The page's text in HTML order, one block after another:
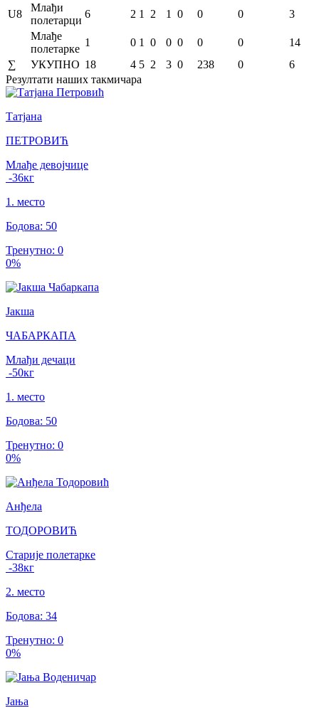
U8
Млађи
полетарци
6 2 1 2 1 0 0 0
3
Млађе
полетарке
1 0 1 0 0 0 0 0
14
∑
УКУПНО 18 4 5 2 3 0 238 0
6
Резултати наших такмичара
Татјана
ПЕТРОВИЋ
Млађе девојчице
-36кг
1 . место
Бодова: 50
Тренутно: 0
0%
Јакша
ЧАБАРКАПА
Млађи дечаци
-50кг
1 . место
Бодова: 50
Тренутно: 0
0%
Анђела
ТОДОРОВИЋ
Старије полетарке
-38кг
2. место
Бодова: 34
Тренутно: 0
0%
Јања